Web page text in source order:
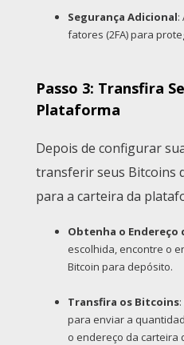
Segurança Adicional:
fatores (2FA) para
Passo 3: Transfira
Plataforma
Depois de configurar
transferir seus Bitcoins
para a carteira da
Obtenha o Endereço
escolhida, encontre o
Bitcoin para depósito.
Transfira os Bitcoins
para enviar a
o endereço da carteira